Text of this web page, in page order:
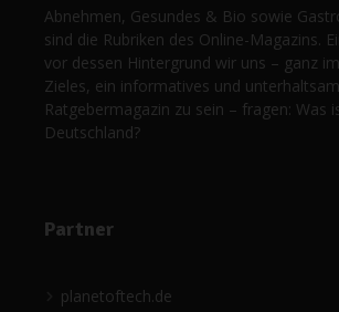
Abnehmen, Gesundes & Bio sowie
sind die Rubriken des Online-Magazins.
vor dessen Hintergrund wir uns – ganz
Zieles, ein informatives und
Ratgebermagazin zu sein – fragen: Was
Deutschland?
Partner
planetoftech.de